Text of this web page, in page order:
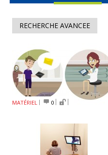
RECHERCHE AVANCEE
MATÉRIEL 0